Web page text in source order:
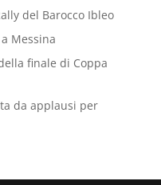
del Barocco Ibleo
Messina
finale di Coppa
da applausi per